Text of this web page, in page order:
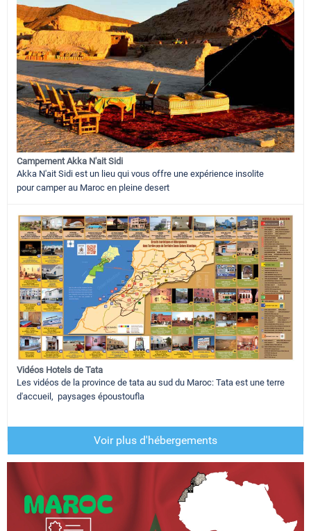
Campement Akka N'ait Sidi
Akka N'ait Sidi est un lieu qui vous offre une expérience insolite
pour camper au Maroc en pleine desert
Vidéos Hotels de Tata
Les vidéos de la province de tata au sud du Maroc: Tata est une terre
d'accueil, paysages époustoufla
Voir plus d'hébergements